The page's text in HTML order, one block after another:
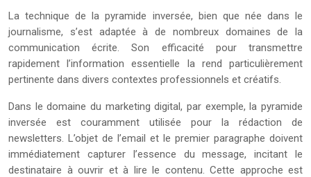
La technique de la pyramide inversée, bien que née dans le
journalisme, s’est adaptée à de nombreux domaines de la
communication écrite. Son efficacité pour transmettre
rapidement l’information essentielle la rend particulièrement
pertinente dans divers contextes professionnels et créatifs.
Dans le domaine du marketing digital, par exemple, la pyramide
inversée est couramment utilisée pour la rédaction de
newsletters. L’objet de l’email et le premier paragraphe doivent
immédiatement capturer l’essence du message, incitant le
destinataire à ouvrir et à lire le contenu. Cette approche est